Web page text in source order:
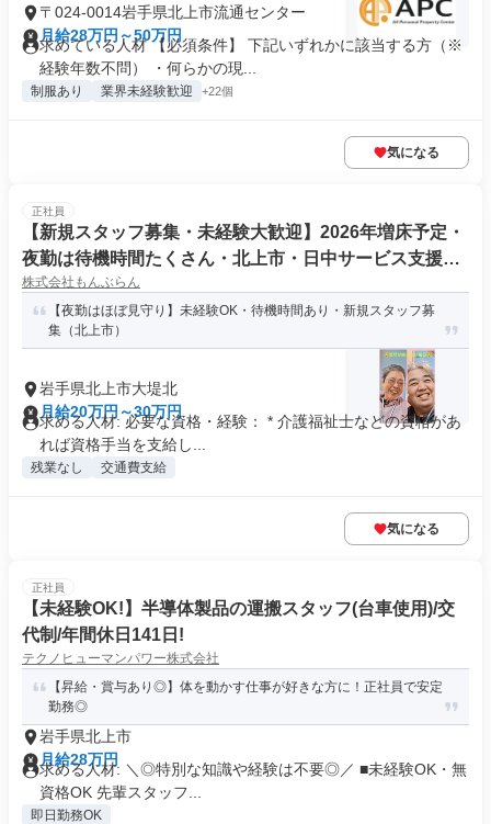
〒024-0014岩手県北上市流通センター
月給28万円～50万円
求めている人材 【必須条件】 下記いずれかに該当する方（※
経験年数不問） ・何らかの現...
制服あり 業界未経験歓迎 +22個
気になる
正社員
【新規スタッフ募集・未経験大歓迎】2026年増床予定・
夜勤は待機時間たくさん・北上市・日中サービス支援型
グループホームの生活支援員・世話人・夜勤専従職員
株式会社もんぶらん
【夜勤はほぼ見守り】未経験OK・待機時間あり・新規スタッフ募
集（北上市）
岩手県北上市大堤北
月給20万円～30万円
求める人材: 必要な資格・経験： * 介護福祉士などの資格があ
れば資格手当を支給し...
残業なし 交通費支給
気になる
正社員
【未経験OK!】半導体製品の運搬スタッフ(台車使用)/交
代制/年間休日141日!
テクノヒューマンパワー株式会社
【昇給・賞与あり◎】体を動かす仕事が好きな方に！正社員で安定
勤務◎
岩手県北上市
月給28万円
求める人材: ＼◎特別な知識や経験は不要◎／ ■未経験OK・無
資格OK 先輩スタッフ...
即日勤務OK